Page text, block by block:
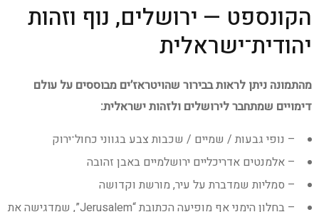
הקונספט — ירושלים, נוף וזהות
יהודית־ישראלית
מהתמונה ניתן לראות בבירור שהויטראז’ים מבוססים על עולם
דימויים שמתחבר לירושלים ולזהות ישראלית:
– נופי גבעות / שמיים / שכבות צבע בגווני כחול־ירוק
– אלמנטים אדריכליים ירושלמיים באבן זהובה
– סמליות שמדברת על עיר, מורשת וקדושה
– בחלון הימני אף מופיעה הכתובת “Jerusalem”, שמדגישה את